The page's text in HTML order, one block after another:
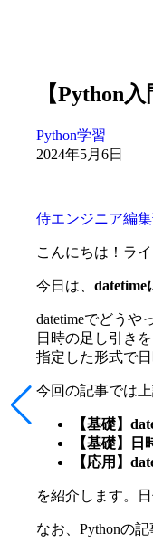
【Python
Python学習
2024年5月6日
侍エンジニア編
こんにちは！ラ
今日は、 datetime
datetimeでどうや
日時の足し引き
指定した形式で
今回の記事では
【基礎】
【基礎】日
【応用】
を紹介します。
なお、Pythonの記